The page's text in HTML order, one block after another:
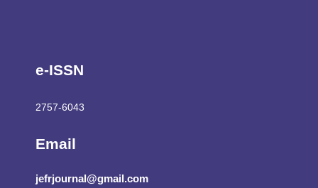
e-ISSN
2757-6043
Email
jefrjournal@gmail.com